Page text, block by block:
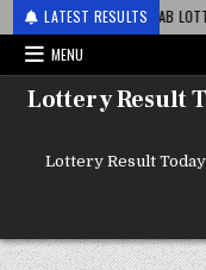
LATEST RESULTS
RESULT TODAY 6:30 PM
MENU
Lottery Result
Lottery Result